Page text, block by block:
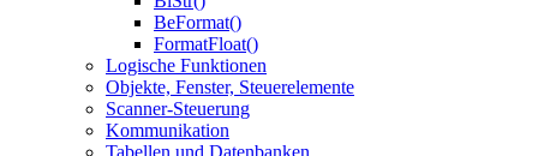
BeFormat()
FormatFloat()
Logische Funktionen
Objekte, Fenster, Steuerelemente
Scanner-Steuerung
Kommunikation
Tabellen und Datenbanken